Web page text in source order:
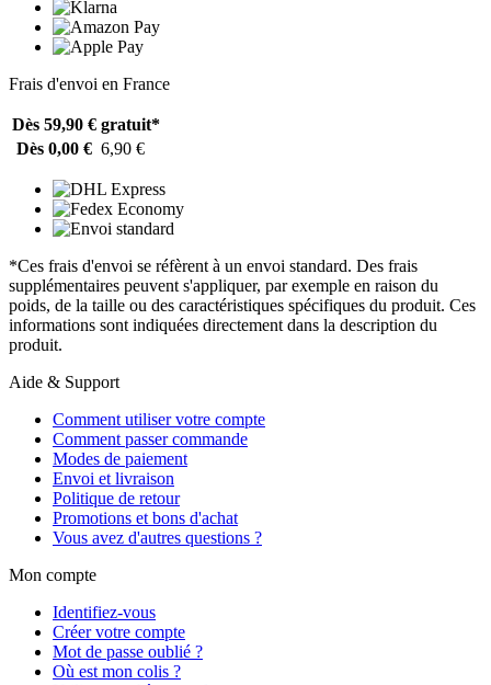
Frais d'envoi en France
Dès 59,90 € gratuit*
Dès 0,00 € 6,90 €
*Ces frais d'envoi se réfèrent à un envoi standard. Des frais
supplémentaires peuvent s'appliquer, par exemple en raison du
poids, de la taille ou des caractéristiques spécifiques du produit. Ces
informations sont indiquées directement dans la description du
produit.
Aide & Support
Comment utiliser votre compte
Comment passer commande
Modes de paiement
Envoi et livraison
Politique de retour
Promotions et bons d'achat
Vous avez d'autres questions ?
Mon compte
Identifiez-vous
Créer votre compte
Mot de passe oublié ?
Où est mon colis ?